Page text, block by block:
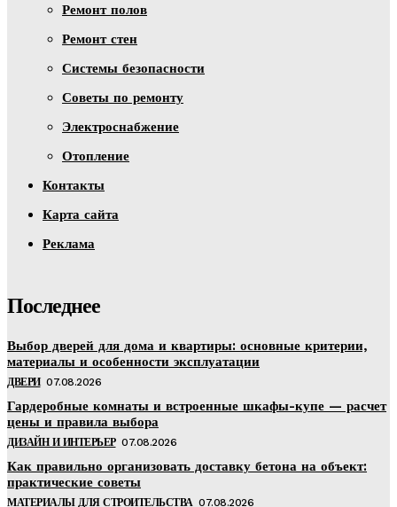
Ремонт полов
Ремонт стен
Системы безопасности
Советы по ремонту
Электроснабжение
Отопление
Контакты
Карта сайта
Реклама
Последнее
Выбор дверей для дома и квартиры: основные критерии,
материалы и особенности эксплуатации
ДВЕРИ 07.08.2026
Гардеробные комнаты и встроенные шкафы-купе — расчет
цены и правила выбора
ДИЗАЙН И ИНТЕРЬЕР 07.08.2026
Как правильно организовать доставку бетона на объект:
практические советы
МАТЕРИАЛЫ ДЛЯ СТРОИТЕЛЬСТВА 07.08.2026